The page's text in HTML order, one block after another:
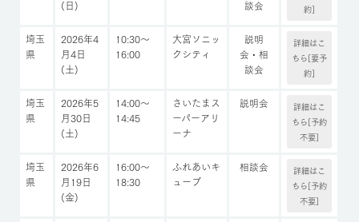
(日)
談会
約]
埼玉
県
2026年4
月4日
(土)
10:30～
16:00
大宮ソニッ
クシティ
説明
会・相
談会
詳細はこ
ちら[要予
約]
埼玉
県
2026年5
月30日
(土)
14:00～
14:45
さいたまス
ーパーアリ
ーナ
説明会
詳細はこ
ちら[予約
不要]
埼玉
県
2026年6
月19日
(金)
16:00～
18:30
ふれあいキ
ューブ
相談会
詳細はこ
ちら[予約
不要]